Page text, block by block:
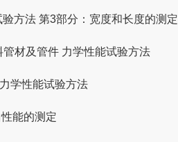
方法 第3部分：宽度和长度的测定
材及管件 力学性能试验方法
学性能试验方法
能的测定